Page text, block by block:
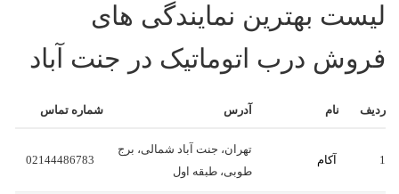
لیست بهترین نمایندگی های
فروش درب اتوماتیک در جنت آباد
ردیف نام آدرس شماره تماس
1 آکام
تهران، جنت آباد شمالی، برج
طوبی، طبقه اول
02144486783